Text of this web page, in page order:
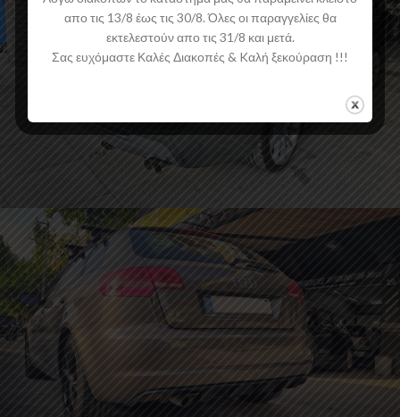
Τοποθέτηση Αεροτομής φιλέτο σε BMW E92
απο τις 13/8 έως τις 30/8. Όλες οι παραγγελίες θα
εκτελεστούν απο τις 31/8 και μετά.
Σας ευχόμαστε Καλές Διακοπές & Kαλή ξεκούραση !!!